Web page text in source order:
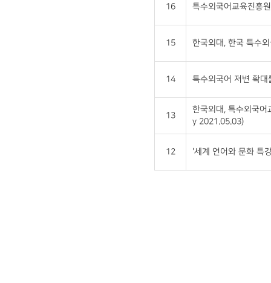
16 특수외국어교육진흥
15 한국외대, 한국 특수
14 특수외국어 저변 확
13
한국외대, 특수외국
y 2021.05.03)
12 '세계 언어와 문화 특